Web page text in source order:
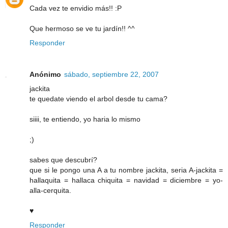
Cada vez te envidio más!! :P
Que hermoso se ve tu jardín!! ^^
Responder
Anónimo sábado, septiembre 22, 2007
jackita
te quedate viendo el arbol desde tu cama?
siiii, te entiendo, yo haria lo mismo
;)
sabes que descubrí?
que si le pongo una A a tu nombre jackita, seria A-jackita =
hallaquita = hallaca chiquita = navidad = diciembre = yo-
alla-cerquita.
♥
Responder